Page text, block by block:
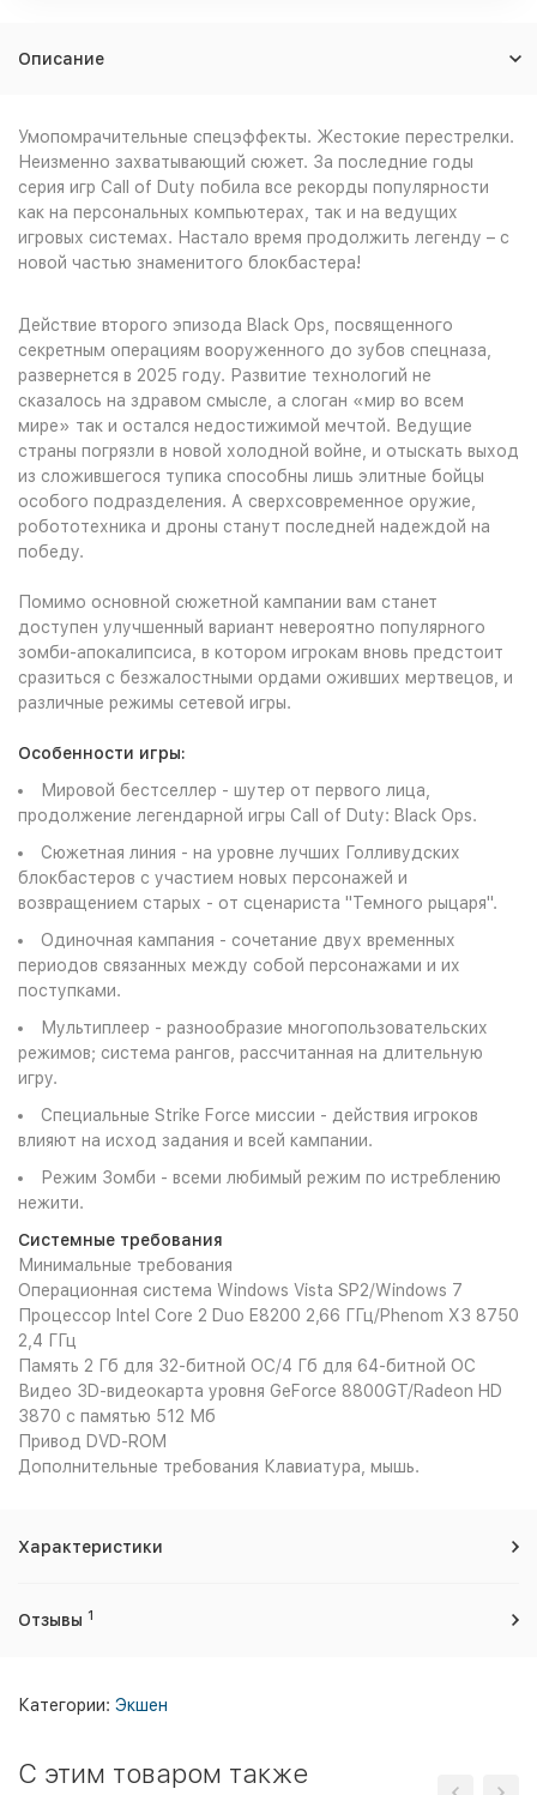
Описание
Умопомрачительные спецэффекты. Жестокие перестрелки.
Неизменно захватывающий сюжет. За последние годы
серия игр Call of Duty побила все рекорды популярности
как на персональных компьютерах, так и на ведущих
игровых системах. Настало время продолжить легенду – с
новой частью знаменитого блокбастера!
Действие второго эпизода Black Ops, посвященного
секретным операциям вооруженного до зубов спецназа,
развернется в 2025 году. Развитие технологий не
сказалось на здравом смысле, а слоган «мир во всем
мире» так и остался недостижимой мечтой. Ведущие
страны погрязли в новой холодной войне, и отыскать выход
из сложившегося тупика способны лишь элитные бойцы
особого подразделения. А сверхсовременное оружие,
робототехника и дроны станут последней надеждой на
победу.
Помимо основной сюжетной кампании вам станет
доступен улучшенный вариант невероятно популярного
зомби-апокалипсиса, в котором игрокам вновь предстоит
сразиться с безжалостными ордами оживших мертвецов, и
различные режимы сетевой игры.
Особенности игры:
Мировой бестселлер - шутер от первого лица,
продолжение легендарной игры Call of Duty: Black Ops.
Сюжетная линия - на уровне лучших Голливудских
блокбастеров с участием новых персонажей и
возвращением старых - от сценариста "Темного рыцаря".
Одиночная кампания - сочетание двух временных
периодов связанных между собой персонажами и их
поступками.
Мультиплеер - разнообразие многопользовательских
режимов; система рангов, рассчитанная на длительную
игру.
Специальные Strike Force миссии - действия игроков
влияют на исход задания и всей кампании.
Режим Зомби - всеми любимый режим по истреблению
нежити.
Cистемные требования
Минимальные требования
Операционная система Windows Vista SP2/Windows 7
Процессор Intel Core 2 Duo E8200 2,66 ГГц/Phenom X3 8750
2,4 ГГц
Память 2 Гб для 32-битной ОС/4 Гб для 64-битной ОС
Видео 3D-видеокарта уровня GeForce 8800GT/Radeon HD
3870 c памятью 512 Мб
Привод DVD-ROM
Дополнительные требования Клавиатура, мышь.
Характеристики
Отзывы 1
Категории: Экшен
C этим товаром также